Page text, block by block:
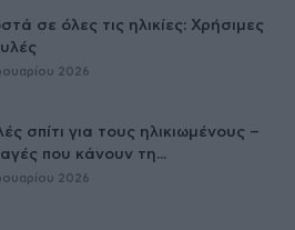
σε όλες τις ηλικίες: Χρήσιμες
2026
σπίτι για τους ηλικιωμένους –
που κάνουν τη...
2026